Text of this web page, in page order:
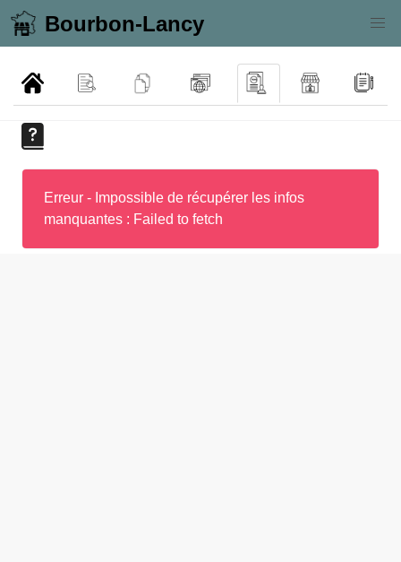
Bourbon-Lancy
Erreur - Impossible de récupérer les infos
manquantes : Failed to fetch